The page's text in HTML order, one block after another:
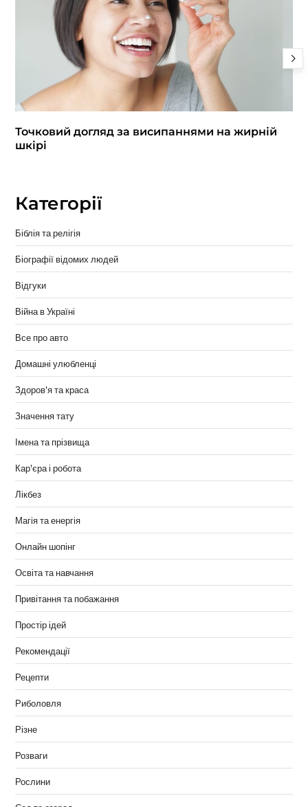
Точковий догляд за висипаннями на жирній
шкірі
Категорії
Біблія та релігія
Біографії відомих людей
Відгуки
Війна в Україні
Все про авто
Домашні улюбленці
Здоров'я та краса
Значення тату
Імена та прізвища
Кар'єра і робота
Лікбез
Магія та енергія
Онлайн шопінг
Освіта та навчання
Привітання та побажання
Простір ідей
Рекомендації
Рецепти
Риболовля
Різне
Розваги
Рослини